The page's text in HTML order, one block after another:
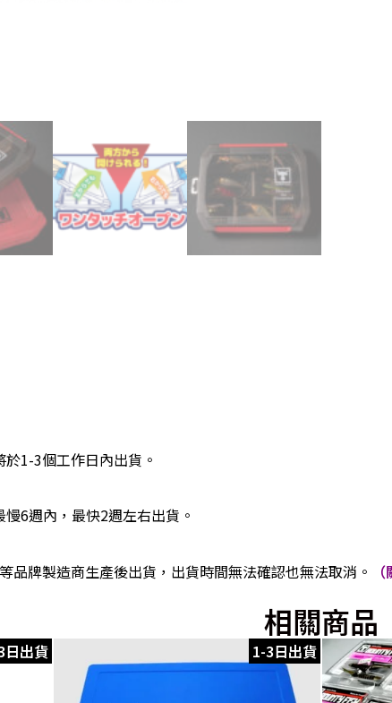
1-3個工作日內出貨。
6週內，最快2週左右出貨。
牌製造商生產後出貨，出貨時間無法確認也無法取消。
相關商品
日出貨 1-3日出貨